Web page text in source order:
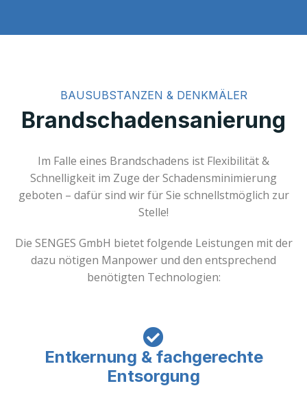
BAUSUBSTANZEN & DENKMÄLER
Brandschaden­sanierung
Im Falle eines Brandschadens ist Flexibilität &
Schnelligkeit im Zuge der Schadensminimierung
geboten – dafür sind wir für Sie schnellstmöglich zur
Stelle!
Die SENGES GmbH bietet folgende Leistungen mit der
dazu nötigen Manpower und den entsprechend
benötigten Technologien:
Entkernung & fachgerechte
Entsorgung